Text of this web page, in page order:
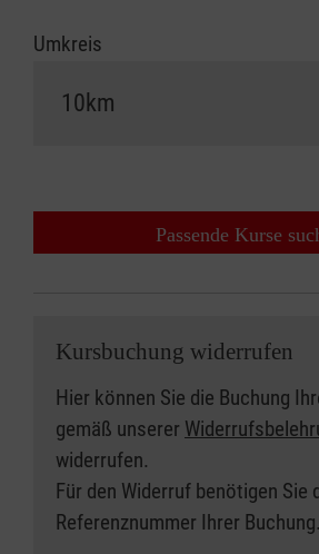
Umkreis
Passende Kurse
Kursbuchung widerrufen
Hier können Sie die Buchung
gemäß unserer
widerrufen.
Für den Widerruf benötigen Sie
Referenznummer Ihrer Buchung.